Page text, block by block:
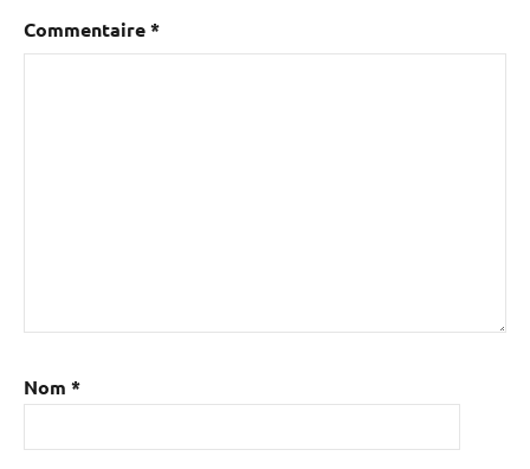
Commentaire*
Nom *